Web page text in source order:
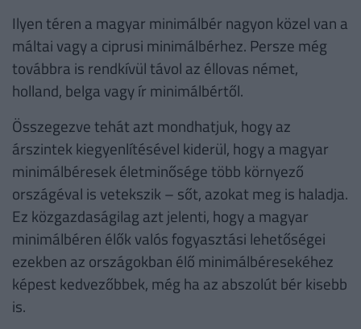
Ilyen téren a magyar minimálbér nagyon közel van a
máltai vagy a ciprusi minimálbérhez. Persze még
továbbra is rendkívül távol az éllovas német,
holland, belga vagy ír minimálbértől.
Összegezve tehát azt mondhatjuk, hogy az
árszintek kiegyenlítésével kiderül, hogy a magyar
minimálbéresek életminősége több környező
országéval is vetekszik – sőt, azokat meg is haladja.
Ez közgazdaságilag azt jelenti, hogy a magyar
minimálbéren élők valós fogyasztási lehetőségei
ezekben az országokban élő minimálbéresekéhez
képest kedvezőbbek, még ha az abszolút bér kisebb
is.